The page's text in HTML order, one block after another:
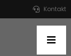
Kontakt